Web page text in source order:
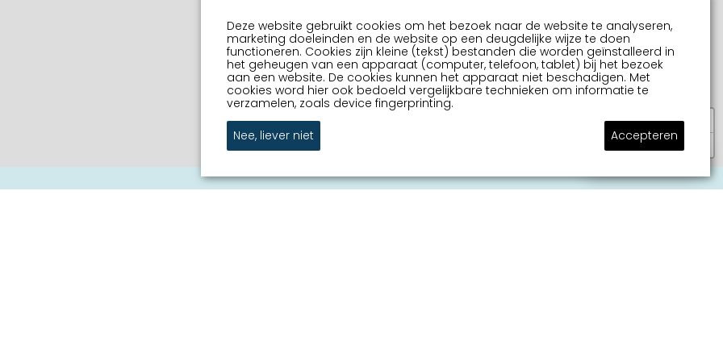
Deze website gebruikt cookies om het bezoek naar de website te analyseren,
marketing doeleinden en de website op een deugdelijke wijze te doen
functioneren. Cookies zijn kleine (tekst) bestanden die worden geïnstalleerd in
het geheugen van een apparaat (computer, telefoon, tablet) bij het bezoek
aan een website. De cookies kunnen het apparaat niet beschadigen. Met
cookies word hier ook bedoeld vergelijkbare technieken om informatie te
verzamelen, zoals device fingerprinting.
Nee, liever niet
Accepteren
Stel je vraag